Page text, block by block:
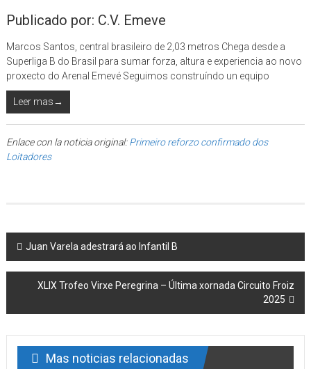
Publicado por: C.V. Emeve
Marcos Santos, central brasileiro de 2,03 metros Chega desde a
Superliga B do Brasil para sumar forza, altura e experiencia ao novo
proxecto do Arenal Emevé Seguimos construíndo un equipo
Leer mas→
Enlace con la noticia original:Primeiro reforzo confirmado dos
Loitadores
Post navigation
Juan Varela adestrará ao Infantil B
XLIX Trofeo Virxe Peregrina – Última xornada Circuito Froiz
2025
Mas noticias relacionadas